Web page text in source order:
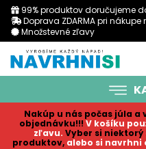
99% produktov doručujeme
Doprava ZDARMA pri
Množstevné zľavy
Nakúp u nás počas júla a
objednávku!!! V košíku p
zľavu. Vyber si
produktov, alebo si navrhni